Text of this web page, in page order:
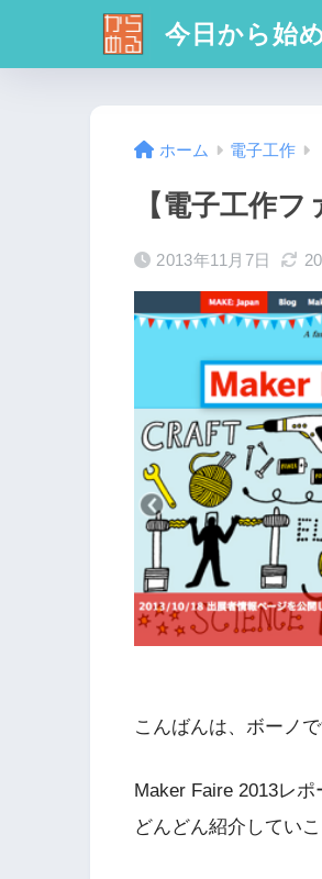
今日から始
ホーム 電子工作
【電子工作
2013年11月7日
こんばんは、ボーノで
Maker Faire 2013レポ
どんどん紹介していこ